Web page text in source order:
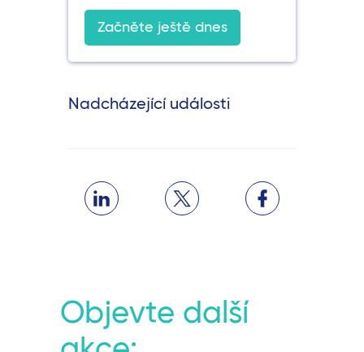
Začněte ještě dnes
Nadcházející události
Objevte další